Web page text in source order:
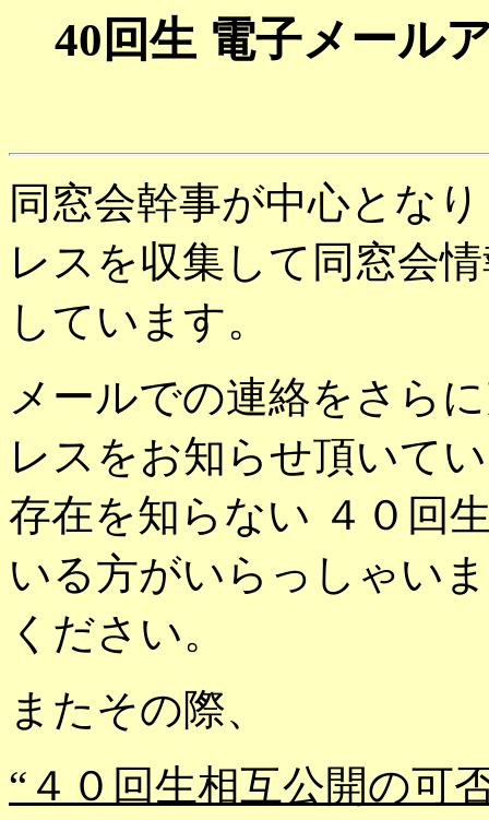
40回生 電子メール
同窓会幹事が中心とな
レスを収集して同窓会
しています。
メールでの連絡をさら
レスをお知らせ頂いて
存在を知らない ４０回
いる方がいらっしゃい
ください。
またその際、
“４０回生相互公開の可